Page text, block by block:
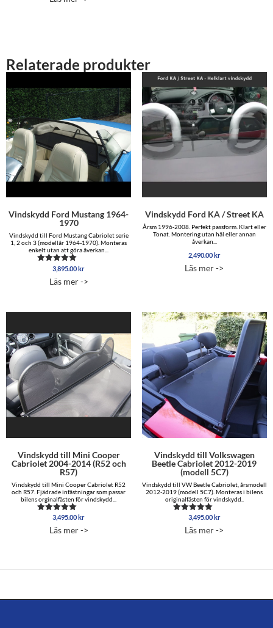
Relaterade produkter
Vindskydd Ford Mustang 1964-
1970
Vindskydd till Ford Mustang Cabriolet serie
1, 2 och 3 (modellår 1964-1970). Monteras
enkelt utan att göra åverkan...
Betygsatt
av 5
3,895.00 kr
Läs mer ->
Vindskydd Ford KA / Street KA
Årsm 1996-2008. Perfekt passform. Klart eller
Tonat. Montering utan hål eller annan
åverkan...
2,490.00 kr
Läs mer ->
Vindskydd till Mini Cooper
Cabriolet 2004-2014 (R52 och
R57)
Vindskydd till Mini Cooper Cabriolet R52
och R57. Fjädrade infästningar som passar
bilens orginalfästen för vindskydd...
Betygsatt
av 5
3,495.00 kr
Läs mer ->
Vindskydd till Volkswagen
Beetle Cabriolet 2012-2019
(modell 5C7)
Vindskydd till VW Beetle Cabriolet, årsmodell
2012-2019 (modell 5C7). Monteras i bilens
originalfästen för vindskydd..
Betygsatt
av 5
3,495.00 kr
Läs mer ->